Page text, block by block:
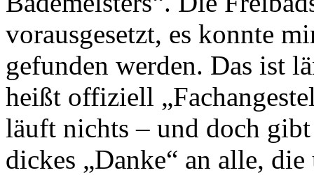
vorausgesetzt, es konnte
gefunden werden. Das ist
heißt offiziell
läuft nichts – und doch
dickes „Danke“ an alle,